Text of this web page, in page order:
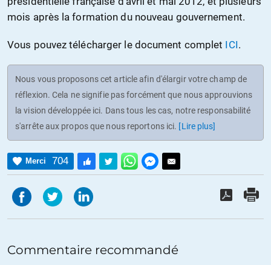
mois après la formation du nouveau gouvernement.
Vous pouvez télécharger le document complet ICI.
Nous vous proposons cet article afin d'élargir votre champ de
réflexion. Cela ne signifie pas forcément que nous approuvions
la vision développée ici. Dans tous les cas, notre responsabilité
s'arrête aux propos que nous reportons ici. [Lire plus]
Merci 704
Commentaire recommandé